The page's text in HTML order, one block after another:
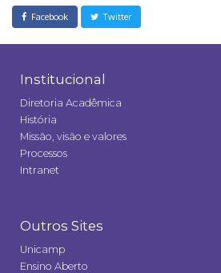
Facebook Twitter
Institucional
Diretoria Acadêmica
História
Missão, visão e valores
Processos
Intranet
Outros Sites
Unicamp
Ensino Aberto